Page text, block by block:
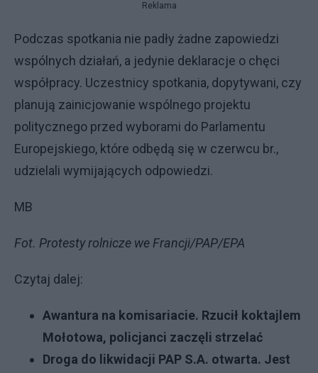
Reklama
Podczas spotkania nie padły żadne zapowiedzi
wspólnych działań, a jedynie deklaracje o chęci
współpracy. Uczestnicy spotkania, dopytywani, czy
planują zainicjowanie wspólnego projektu
politycznego przed wyborami do Parlamentu
Europejskiego, które odbędą się w czerwcu br.,
udzielali wymijających odpowiedzi.
MB
Fot. Protesty rolnicze we Francji/PAP/EPA
Czytaj dalej:
Awantura na komisariacie. Rzucił koktajlem
Mołotowa, policjanci zaczęli strzelać
Droga do likwidacji PAP S.A. otwarta. Jest